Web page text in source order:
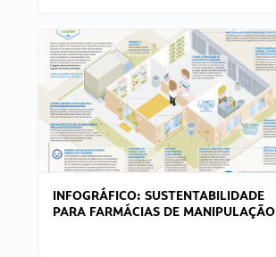
INFOGRÁFICO: SUSTENTABILIDADE
PARA FARMÁCIAS DE MANIPULAÇÃO